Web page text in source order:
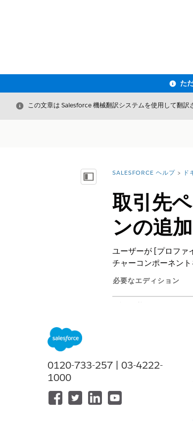
閉じる
この文章は Salesforce 機械翻訳システムを使用して翻訳
目次を表示詳細情報:
SALESFORCE ヘルプ ド
取引先
ンの追加
ユーザーが [プロファ
チャーコンポーネン
必要なエディション
使用可能なインターフ
取引先ページにアクシ
[オブジェ
[クイック検索] ボッ
Lightning Record
をクリックし
[コンポーネント] タ
0120-733-257 | 03-4222-
1000